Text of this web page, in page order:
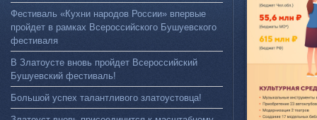
Фестиваль «Кухни народов России» впервые
пройдет в рамках Всероссийского Бушуевского
фестиваля
В Златоусте вновь пройдет Всероссийский
Бушуевский фестиваль!
Большой успех талантливого златоустовца!